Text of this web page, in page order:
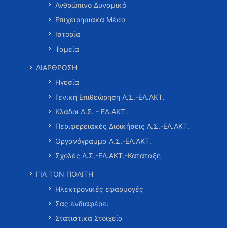
Ανθρώπινο Δυναμικό
Επιχειρησιακά Μέσα
Ιστορία
Ταμεία
ΔΙΑΡΘΡΩΣΗ
Ηγεσία
Γενική Επιθεώρηση Λ.Σ.-ΕΛ.ΑΚΤ.
Κλάδοι Λ.Σ. - ΕΛ.ΑΚΤ.
Περιφερειακές Διοικήσεις Λ.Σ.-ΕΛ.ΑΚΤ.
Οργανόγραμμα Λ.Σ.-ΕΛ.ΑΚΤ.
Σχολές Λ.Σ.-ΕΛ.ΑΚΤ.-Κατάταξη
ΓΙΑ ΤΟΝ ΠΟΛΙΤΗ
Ηλεκτρονικές εφαρμογές
Σας ενδιαφέρει
Στατιστικά Στοιχεία